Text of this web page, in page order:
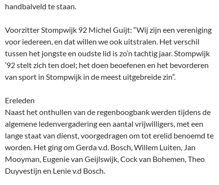
handbalveld te staan.
Voorzitter Stompwijk 92 Michel Guijt: “Wij zijn een vereniging
voor iedereen, en dat willen we ook uitstralen. Het verschil
tussen het jongste en oudste lid is zo’n tachtig jaar. Stompwijk
’92 stelt zich ten doel; het doen beoefenen en het bevorderen
van sport in Stompwijk in de meest uitgebreide zin”.
Ereleden
Naast het onthullen van de regenboogbank werden tijdens de
algemene ledenvergadering een aantal vrijwilligers, met een
lange staat van dienst, voorgedragen om tot erelid benoemd te
worden. Het ging om Gerda v.d. Bosch, Willem Luiten, Jan
Mooyman, Eugenie van Geijlswijk, Cock van Bohemen, Theo
Duyvestijn en Lenie v.d Bosch.